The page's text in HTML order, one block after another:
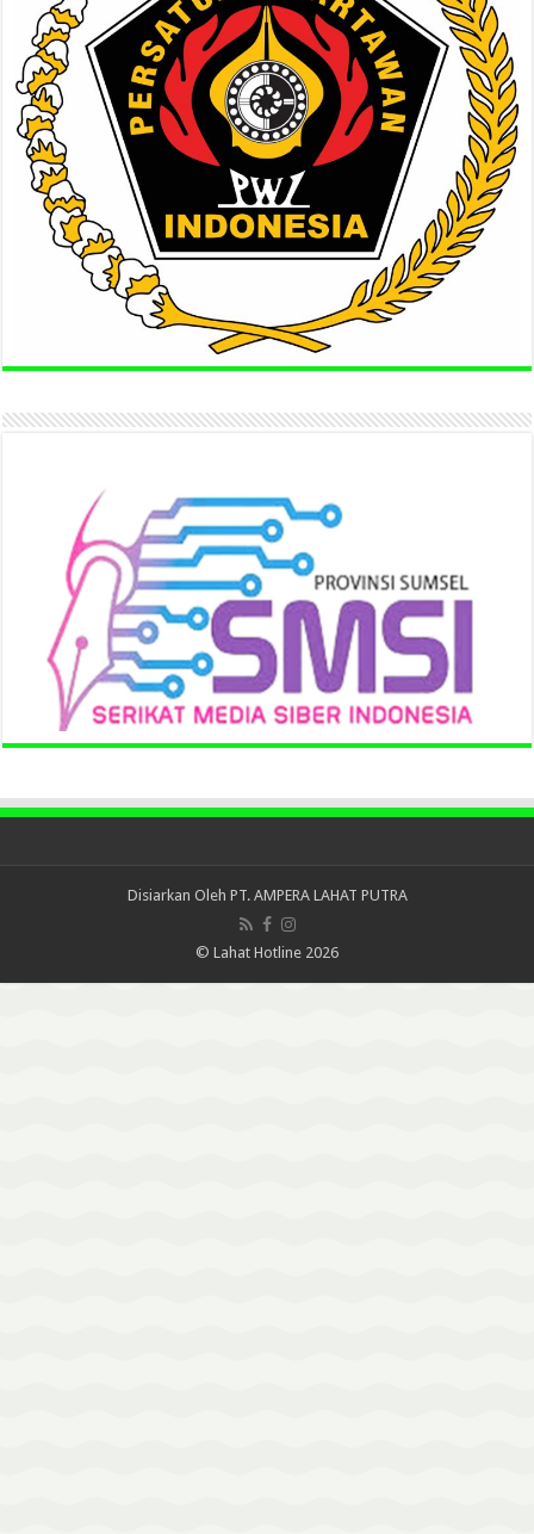
Disiarkan Oleh PT. AMPERA LAHAT PUTRA
© Lahat Hotline 2026